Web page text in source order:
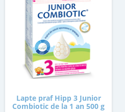
Lapte praf Hipp 3 Junior
Combiotic de la 1 an 500 g